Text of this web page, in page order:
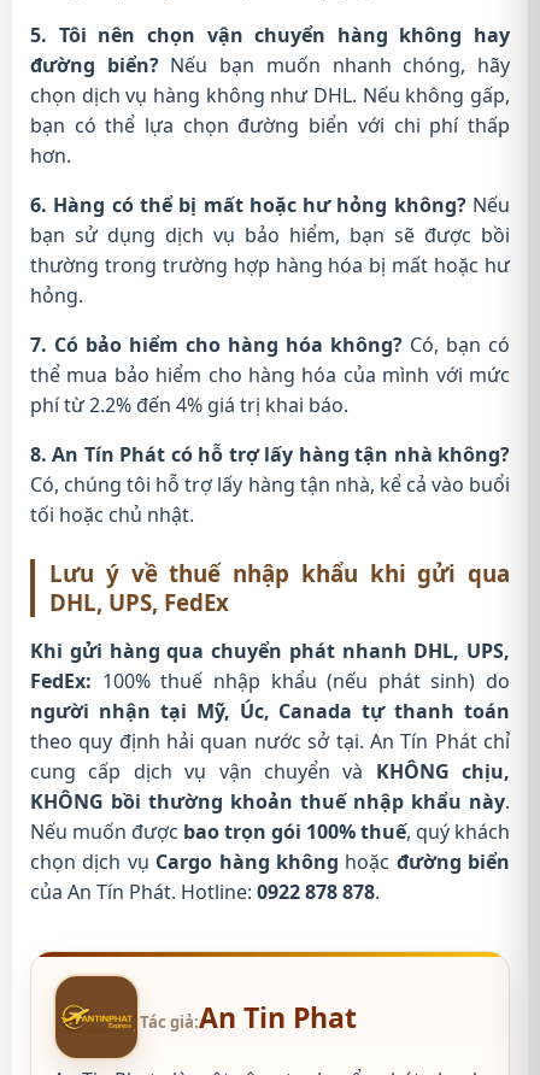
5. Tôi nên chọn vận chuyển hàng không hay
đường biển?Nếu bạn muốn nhanh chóng, hãy
chọn dịch vụ hàng không như DHL. Nếu không gấp,
bạn có thể lựa chọn đường biển với chi phí thấp
hơn.
6. Hàng có thể bị mất hoặc hư hỏng không?Nếu
bạn sử dụng dịch vụ bảo hiểm, bạn sẽ được bồi
thường trong trường hợp hàng hóa bị mất hoặc hư
hỏng.
7. Có bảo hiểm cho hàng hóa không? Có, bạn có
thể mua bảo hiểm cho hàng hóa của mình với mức
phí từ 2.2% đến 4% giá trị khai báo.
8. An Tín Phát có hỗ trợ lấy hàng tận nhà không?
Có, chúng tôi hỗ trợ lấy hàng tận nhà, kể cả vào buổi
tối hoặc chủ nhật.
Lưu ý về thuế nhập khẩu khi gửi qua
DHL, UPS, FedEx
Khi gửi hàng qua chuyển phát nhanh DHL, UPS,
FedEx: 100% thuế nhập khẩu (nếu phát sinh) do
người nhận tại Mỹ, Úc, Canada tự thanh toán
theo quy định hải quan nước sở tại. An Tín Phát chỉ
cung cấp dịch vụ vận chuyển và KHÔNG chịu,
KHÔNG bồi thường khoản thuế nhập khẩu này.
Nếu muốn được bao trọn gói 100% thuế, quý khách
chọn dịch vụ Cargo hàng không hoặc đường biển
của An Tín Phát. Hotline: 0922 878 878.
Tác giả:An Tin Phat